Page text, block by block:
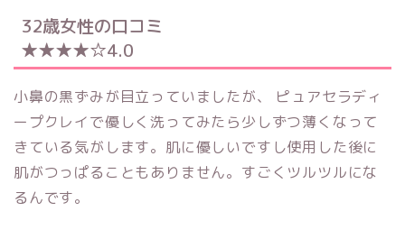
32歳女性の口コミ
★★★★☆4.0
小鼻の黒ずみが目立っていましたが、 ピュアセラディ
ープクレイで優しく洗ってみたら少しずつ薄くなって
きている気がします。肌に優しいですし使用した後に
肌がつっぱることもありません。すごくツルツルにな
るんです。